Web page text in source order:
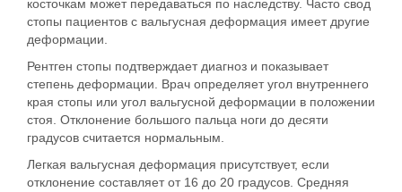
косточкам может передаваться по наследству. Часто свод
стопы пациентов с вальгусная деформация имеет другие
деформации.
Рентген стопы подтверждает диагноз и показывает
степень деформации. Врач определяет угол внутреннего
края стопы или угол вальгусной деформации в положении
стоя. Отклонение большого пальца ноги до десяти
градусов считается нормальным.
Легкая вальгусная деформация присутствует, если
отклонение составляет от 16 до 20 градусов. Средняя